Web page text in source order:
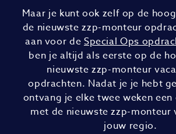
Maar je kunt ook zelf op de
de nieuwste zzp-monteur
aan voor de Special Ops
ben je altijd als eerste op de
nieuwste zzp-monteur
opdrachten. Nadat je je hebt
ontvang je elke twee weken
met de nieuwste zzp-monteur
jouw regio.